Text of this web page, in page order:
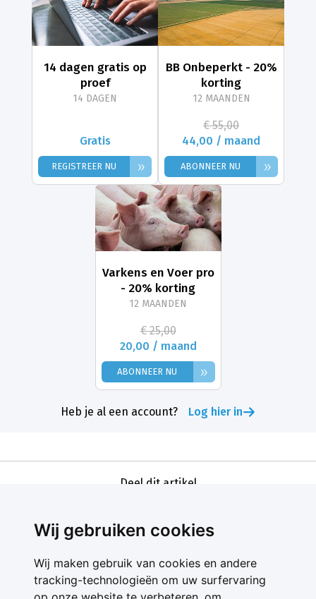
Wij gebruiken cookies
Wij maken gebruik van cookies en andere
tracking-technologieën om uw surfervaring
14 dagen gratis op
proef
14 DAGEN
Gratis
REGISTREER NU »
BB Onbeperkt - 20%
korting
12 MAANDEN
€ 55,00
44,00 / maand
ABONNEER NU »
Varkens en Voer pro
- 20% korting
12 MAANDEN
€ 25,00
20,00 / maand
ABONNEER NU »
Heb je al een account? Log hier in
Deel dit artikel